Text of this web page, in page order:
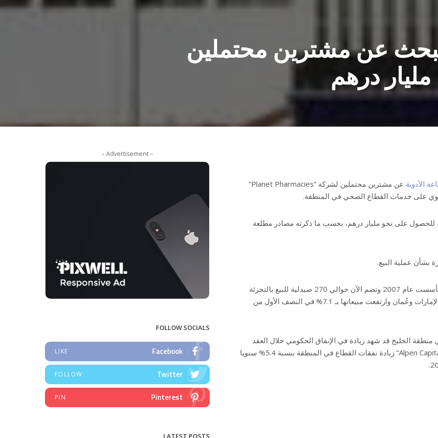
تبحث عن مشترين محتملين
درهم
الأدوية
عن مشترين محتملين لشركة “Planet Pharmacies”
على خدمات القطاع الصحي في المنطقة.
للحصول على نحو مليار درهم، بحسب ما ذكرته مصادر مطلعة
يُذكر أن “Planet Pharmacies” تأسست عام 2007 وتضم الآن حوالي 270 صيدلية للبيع بالتجزئة
والتوزيع بالجملة في السعودية والإمارات وعُمان وارتفعت مبيعاتها بـ 7.1% في النصف الأول من
منطقة الخليج قد شهد زيادة في الإنفاق الحكومي خلال العقد
الماضي، وتوقع بنك الاستثمار “Alpen Capital” زيادة نفقات القطاع في المنطقة بنسبة 5.4% سنويا
– Advertisement –
FOLLOW SOCIALS
Facebook
LIKE
Twitter
FOLLOW
Pinterest
PIN
LATEST POSTS